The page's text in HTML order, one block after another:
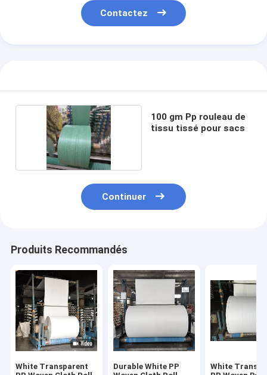
Contactez
100 gm Pp rouleau de
tissu tissé pour sacs
Continuer
Produits Recommandés
White Transparent
Durable White PP
White